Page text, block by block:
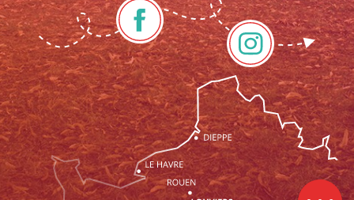
Description
Prestations
Contacter
par email